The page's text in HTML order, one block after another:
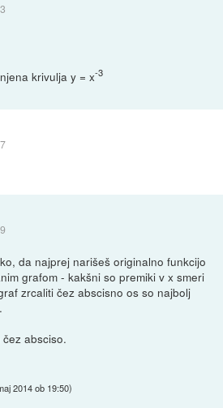
krivulja y = x-3
da najprej narišeš originalno funkcijo
grafom - kakšni so premiki v x smeri
zrcaliti čez abscisno os so najbolj
absciso.
2014 ob 19:50)